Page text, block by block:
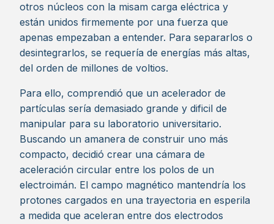
otros núcleos con la misam carga eléctrica y
están unidos firmemente por una fuerza que
apenas empezaban a entender. Para separarlos o
desintegrarlos, se requería de energías más altas,
del orden de millones de voltios.
Para ello, comprendió que un acelerador de
partículas sería demasiado grande y dificil de
manipular para su laboratorio universitario.
Buscando un amanera de construir uno más
compacto, decidió crear una cámara de
aceleración circular entre los polos de un
electroimán. El campo magnético mantendría los
protones cargados en una trayectoria en esperila
a medida que aceleran entre dos electrodos